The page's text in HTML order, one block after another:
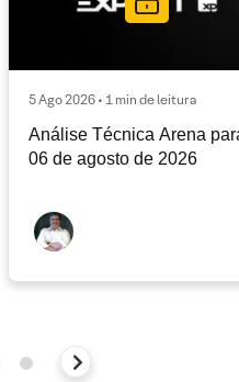
5 Ago 2026 • 1 min de leitura
Análise Técnica Arena
06 de agosto de 2026